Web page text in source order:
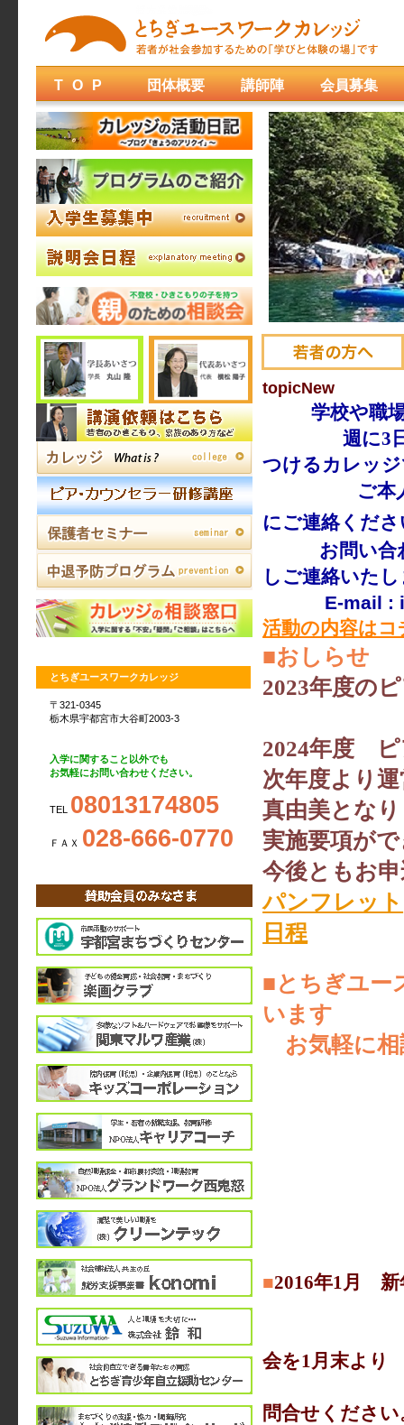
topicNew
学校や職
週に3日通
つけるカレッ
ご本人、家
にご連絡くださ
お問い合わ
しご連絡いた
E-mail :
活動の内容はコ
■おしらせ
2023年度の
2024年度 ピ
次年度より
真由美とな
実施要項が
今後ともお
パンフレット
日程
■とちぎユー
います
お気軽に相
■2016年1月 新
会を1月末より
問合せください
TOP 団体概要 講師陣 会員募集
とちぎユースワークカレッジ
〒321-0345
栃木県宇都宮市大谷町2003-3
入学に関すること以外でも
お気軽にお問い合わせください。
TEL 08013174805
ＦＡＸ 028-666-0770